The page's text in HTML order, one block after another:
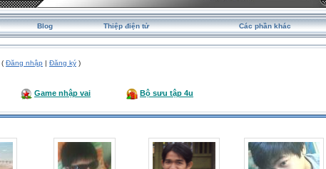
Blog Thiệp điện tử Các phần khác
( Đăng nhập | Đăng ký )
Game nhập vai Bộ sưu tập 4u